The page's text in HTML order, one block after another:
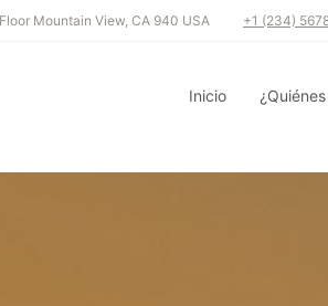
Inicio
Mountain View, CA 940 USA +1 (234)